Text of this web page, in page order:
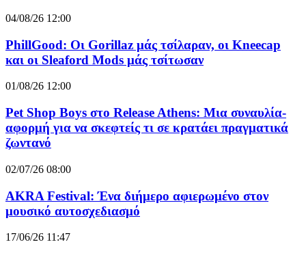
04/08/26 12:00
PhillGood: Οι Gorillaz μάς τσίλαραν, οι Kneecap
και οι Sleaford Mods μάς τσίτωσαν
01/08/26 12:00
Pet Shop Boys στο Release Athens: Μια συναυλία-
αφορμή για να σκεφτείς τι σε κρατάει πραγματικά
ζωντανό
02/07/26 08:00
AKRA Festival: Ένα διήμερο αφιερωμένο στον
μουσικό αυτοσχεδιασμό
17/06/26 11:47